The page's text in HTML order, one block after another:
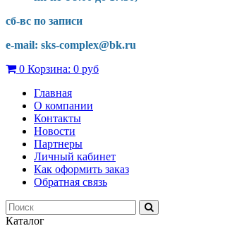
сб-вс по записи
e-mail: sks-complex@bk.ru
0 Корзина: 0 руб
Главная
О компании
Контакты
Новости
Партнеры
Личный кабинет
Как оформить заказ
Обратная связь
Каталог